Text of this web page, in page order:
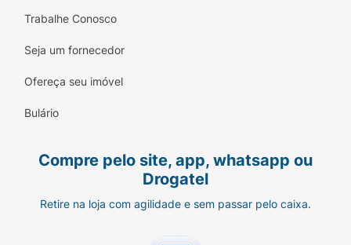
Trabalhe Conosco
Seja um fornecedor
Ofereça seu imóvel
Bulário
Compre pelo site, app, whatsapp ou
Drogatel
Retire na loja com agilidade e sem passar pelo caixa.